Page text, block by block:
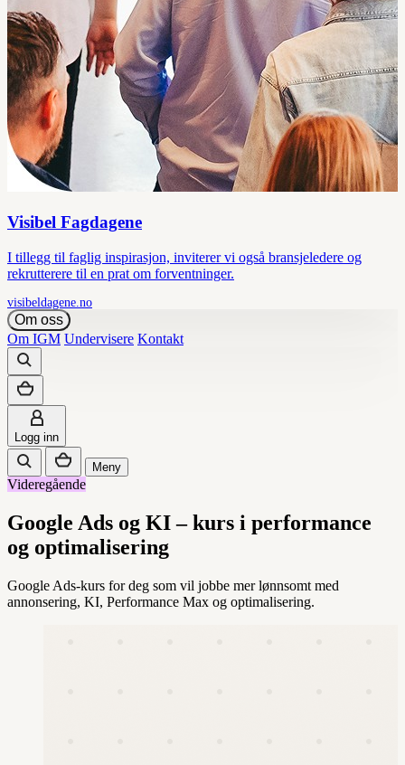
Visibel Fagdagene
I tillegg til faglig inspirasjon, inviterer vi også bransjeledere og
rekrutterere til en prat om forventninger.
visibeldagene.no
Om oss
Om IGM Undervisere Kontakt
Logg inn
Meny
Videregående
Google Ads og KI – kurs i performance
og optimalisering
Google Ads-kurs for deg som vil jobbe mer lønnsomt med
annonsering, KI, Performance Max og optimalisering.